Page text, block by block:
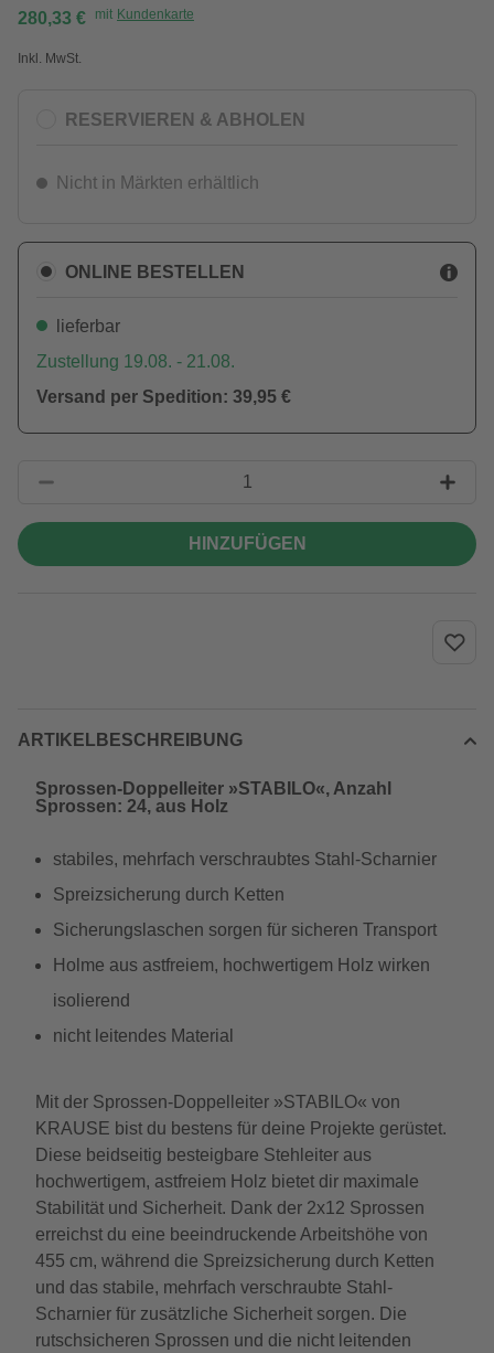
280,33 € mit Kundenkarte
Inkl. MwSt.
RESERVIEREN & ABHOLEN
Nicht in Märkten erhältlich
ONLINE BESTELLEN
lieferbar
Zustellung 19.08. - 21.08.
Versand per Spedition: 39,95 €
HINZUFÜGEN
ARTIKELBESCHREIBUNG
Sprossen-Doppelleiter »STABILO«, Anzahl
Sprossen: 24, aus Holz
stabiles, mehrfach verschraubtes Stahl-Scharnier
Spreizsicherung durch Ketten
Sicherungslaschen sorgen für sicheren Transport
Holme aus astfreiem, hochwertigem Holz wirken
isolierend
nicht leitendes Material
Mit der Sprossen-Doppelleiter »STABILO« von
KRAUSE bist du bestens für deine Projekte gerüstet.
Diese beidseitig besteigbare Stehleiter aus
hochwertigem, astfreiem Holz bietet dir maximale
Stabilität und Sicherheit. Dank der 2x12 Sprossen
erreichst du eine beeindruckende Arbeitshöhe von
455 cm, während die Spreizsicherung durch Ketten
und das stabile, mehrfach verschraubte Stahl-
Scharnier für zusätzliche Sicherheit sorgen. Die
rutschsicheren Sprossen und die nicht leitenden